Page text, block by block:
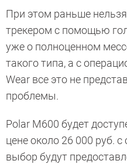
При этом раньше
трекером с помощью
уже о полноценном
такого типа, а с
Wear все это не
проблемы.
Polar M600 будет
цене около 26 000 руб.
выбор будут